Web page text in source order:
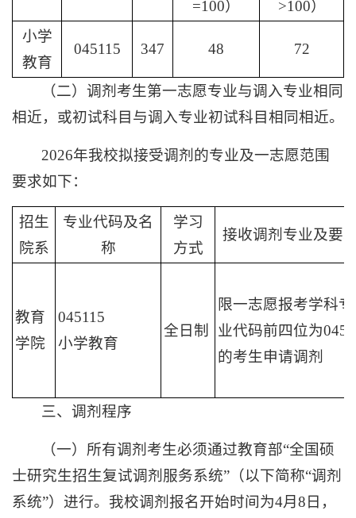
=100）
>100）
小学
教育
045115 347 48 72
（二）调剂考生第一志愿专业与调入专业相同
相近，或初试科目与调入专业初试科目相同相近。
2026年我校拟接受调剂的专业及一志愿范围
要求如下：
招生
院系
专业代码及名
称
学习
方式
接收调剂专业及要
教育
学院
045115
小学教育
全日制
限一志愿报考学科专
业代码前四位为0451
的考生申请调剂
三、调剂程序
（一）所有调剂考生必须通过教育部“全国硕
士研究生招生复试调剂服务系统”（以下简称“调剂
系统”）进行。我校调剂报名开始时间为4月8日，